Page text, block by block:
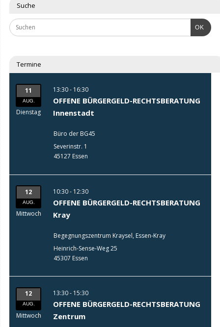
Suche
OK
Termine
11
AUG.
Dienstag
13:30 - 16:30
OFFENE BÜRGERGELD-RECHTSBERATUNG
Innenstadt
Büro der BG45
Severinstr. 1
45127 Essen
12
AUG.
Mittwoch
10:30 - 12:30
OFFENE BÜRGERGELD-RECHTSBERATUNG
Kray
Begegnungszentrum Kraysel, Essen-Kray
Heinrich-Sense-Weg 25
45307 Essen
12
AUG.
Mittwoch
13:30 - 15:30
OFFENE BÜRGERGELD-RECHTSBERATUNG
Zentrum